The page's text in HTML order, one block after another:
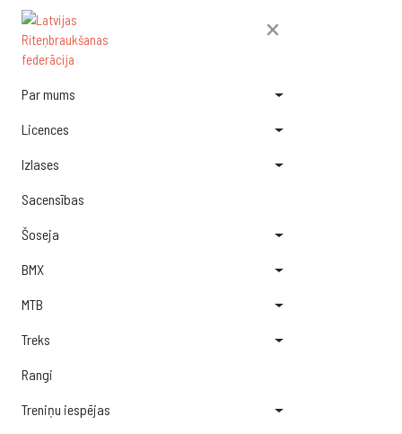
×
Par mums
Licences
Izlases
Sacensības
Šoseja
BMX
MTB
Treks
Rangi
Treniņu iespējas